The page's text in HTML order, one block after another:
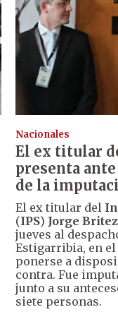
Nacionales
El ex titular
presenta
de la
El ex titular del
(IPS) Jorge Britez
jueves al
Estigarribia, en el
ponerse a
contra. Fue
junto a su
siete personas.